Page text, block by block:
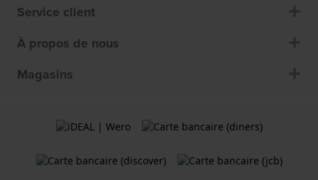
Service client
À propos de nous
Magasins